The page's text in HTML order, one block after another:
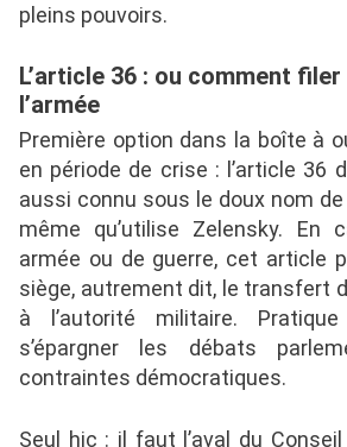
pleins pouvoirs.
L’article 36 : ou comment
l’armée
Première option dans la boîte à
en période de crise : l’article 36
aussi connu sous le doux nom de
même qu’utilise Zelensky. En
armée ou de guerre, cet article
siège, autrement dit, le transfert
à l’autorité militaire.
s’épargner les débats
contraintes démocratiques.
Seul hic : il faut l’aval du